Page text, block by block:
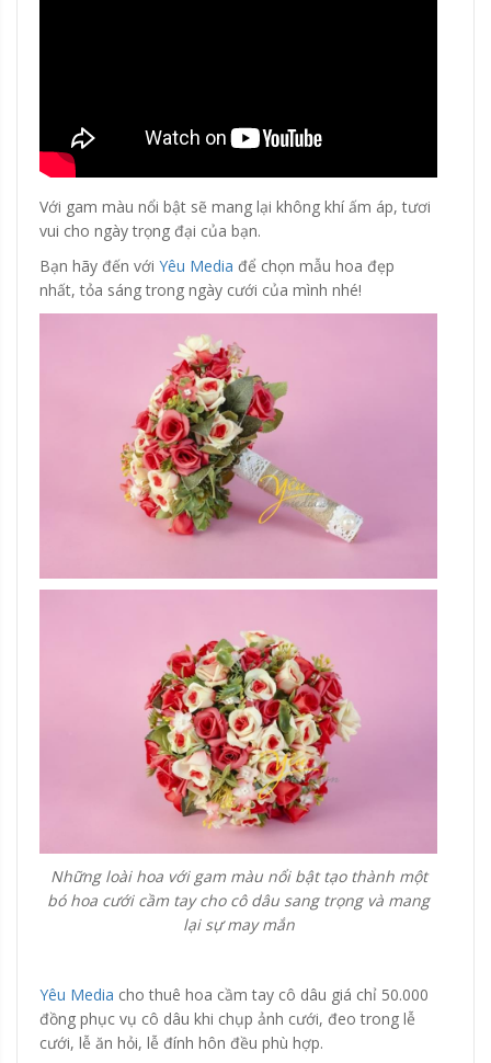
Với gam màu nổi bật sẽ mang lại không khí ấm áp, tươi
vui cho ngày trọng đại của bạn.
Bạn hãy đến với Yêu Media để chọn mẫu hoa đẹp
nhất, tỏa sáng trong ngày cưới của mình nhé!
Những loài hoa với gam màu nổi bật tạo thành một
bó hoa cưới cầm tay cho cô dâu sang trọng và mang
lại sự may mắn
Yêu Media cho thuê hoa cầm tay cô dâu giá chỉ 50.000
đồng phục vụ cô dâu khi chụp ảnh cưới, đeo trong lễ
cưới, lễ ăn hỏi, lễ đính hôn đều phù hợp.